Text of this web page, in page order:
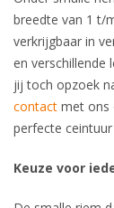
breedte van 1 t/
verkrijgbaar in
en verschillende
jij toch opzoek
contact met ons
perfecte
Keuze voor